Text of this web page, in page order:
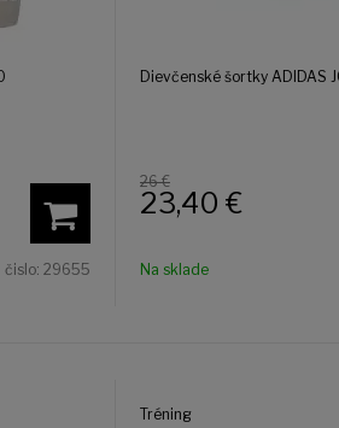
čislo: 29655
Dievčenské šortky ADIDAS
26 €
23,40 €
Na sklade
Tréning